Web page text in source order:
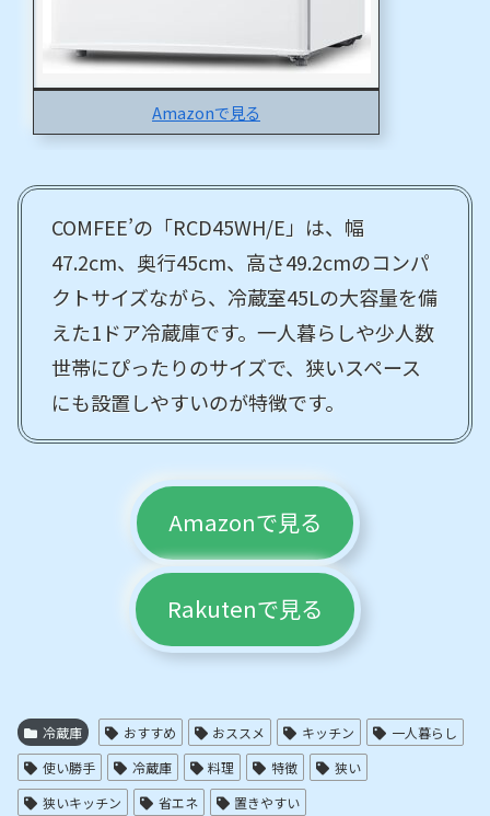
Amazonで見る
COMFEE’の「RCD45WH/E」は、幅
47.2cm、奥行45cm、高さ49.2cmのコンパ
クトサイズながら、冷蔵室45Lの大容量を備
えた1ドア冷蔵庫です。一人暮らしや少人数
世帯にぴったりのサイズで、狭いスペース
にも設置しやすいのが特徴です。
Amazonで見る
Rakutenで見る
冷蔵庫 おすすめ おススメ キッチン
一人暮らし
使い勝手
冷蔵庫 料理 特徴
狭い
狭いキッチン
省エネ 置きやすい